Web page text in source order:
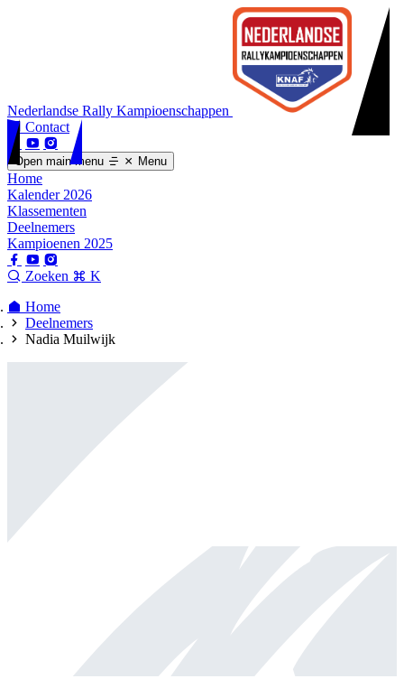
Nederlandse Rally Kampioenschappen
Contact
Open main menu Menu
Home
Kalender 2026
Klassementen
Deelnemers
Kampioenen 2025
Zoeken
K
Home
Deelnemers
Nadia Muilwijk